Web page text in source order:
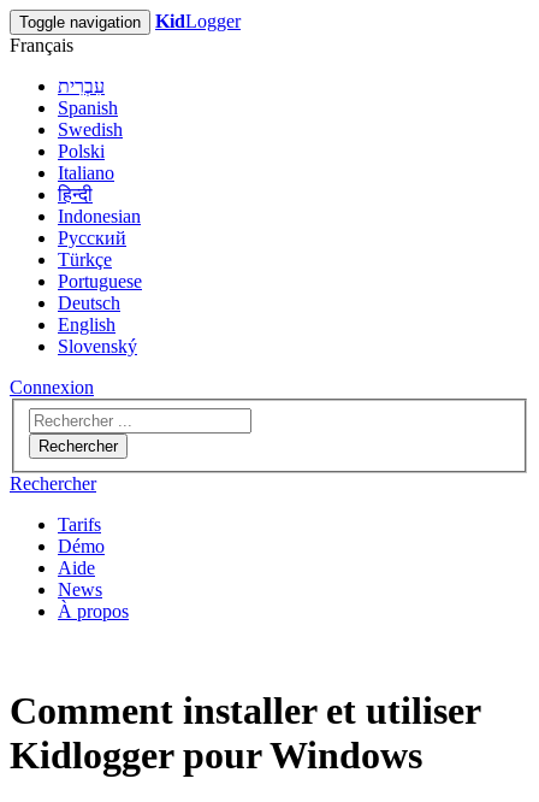
Toggle navigation KidLogger
Français
עִבְרִית
Spanish
Swedish
Polski
Italiano
हिन्दी
Indonesian
Русский
Türkçe
Portuguese
Deutsch
English
Slovenský
Connexion
Rechercher
Rechercher
Tarifs
Démo
Aide
News
À propos
Comment installer et utiliser
Kidlogger pour Windows